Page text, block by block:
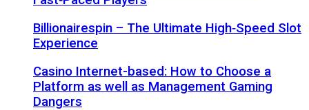
Billionairespin – The Ultimate High‑Speed Slot
Experience
Casino Internet-based: How to Choose a
Platform as well as Management Gaming
Dangers